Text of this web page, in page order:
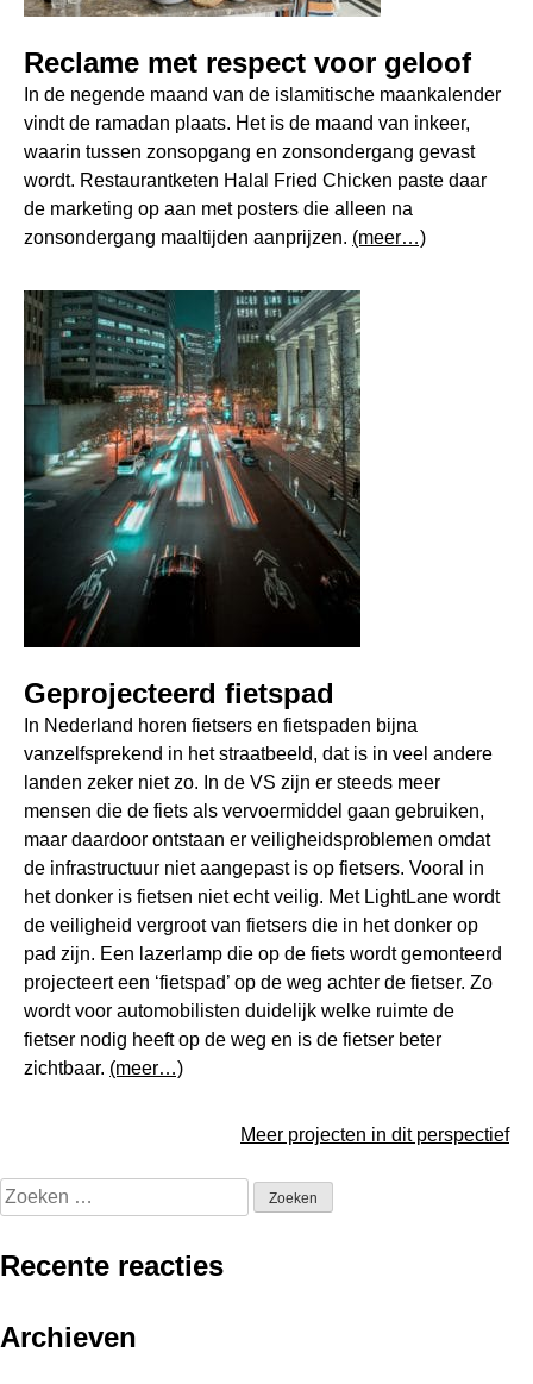
Reclame met respect voor geloof
In de negende maand van de islamitische maankalender
vindt de ramadan plaats. Het is de maand van inkeer,
waarin tussen zonsopgang en zonsondergang gevast
wordt. Restaurantketen Halal Fried Chicken paste daar
de marketing op aan met posters die alleen na
zonsondergang maaltijden aanprijzen. (meer…)
Geprojecteerd fietspad
In Nederland horen fietsers en fietspaden bijna
vanzelfsprekend in het straatbeeld, dat is in veel andere
landen zeker niet zo. In de VS zijn er steeds meer
mensen die de fiets als vervoermiddel gaan gebruiken,
maar daardoor ontstaan er veiligheidsproblemen omdat
de infrastructuur niet aangepast is op fietsers. Vooral in
het donker is fietsen niet echt veilig. Met LightLane wordt
de veiligheid vergroot van fietsers die in het donker op
pad zijn. Een lazerlamp die op de fiets wordt gemonteerd
projecteert een ‘fietspad’ op de weg achter de fietser. Zo
wordt voor automobilisten duidelijk welke ruimte de
fietser nodig heeft op de weg en is de fietser beter
zichtbaar. (meer…)
Meer projecten in dit perspectief
Zoeken
naar:
Recente reacties
Archieven